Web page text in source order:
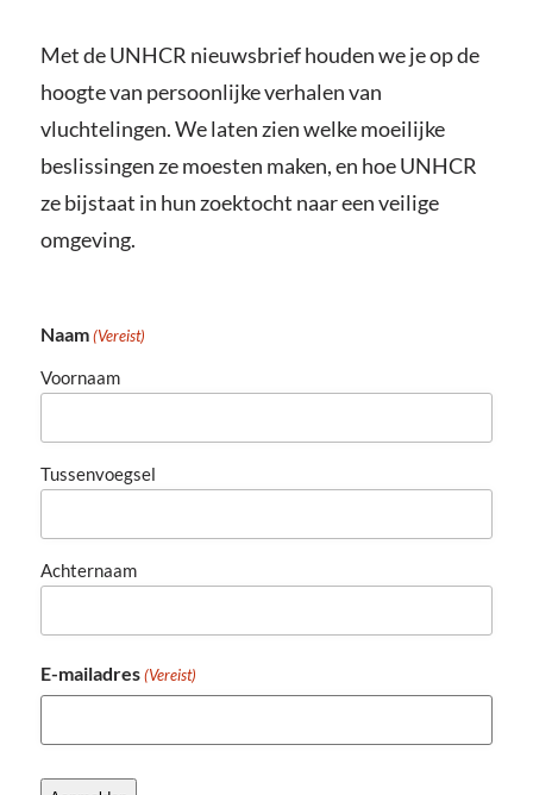
Met de UNHCR nieuwsbrief houden we je op de
hoogte van persoonlijke verhalen van
vluchtelingen. We laten zien welke moeilijke
beslissingen ze moesten maken, en hoe UNHCR
ze bijstaat in hun zoektocht naar een veilige
omgeving.
Naam (Vereist)
Voornaam
Tussenvoegsel
Achternaam
E-mailadres (Vereist)